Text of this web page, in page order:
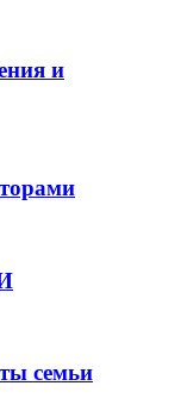
и
семьи